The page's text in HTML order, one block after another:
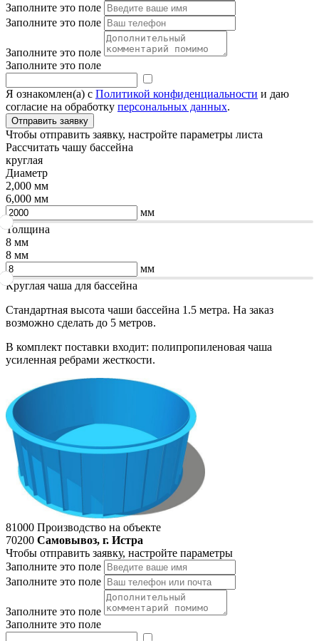
Заполните это поле
Заполните это поле
Заполните это поле
Заполните это поле
Я ознакомлен(а) с Политикой конфиденциальности и даю
согласие на обработку персональных данных.
Чтобы отправить заявку, настройте параметры листа
Рассчитать чашу бассейна
круглая
Диаметр
2,000 мм
6,000 мм
мм
Толщина
8 мм
8 мм
мм
Круглая чаша для бассейна
Стандартная высота чаши бассейна 1.5 метра. На заказ
возможно сделать до 5 метров.
В комплект поставки входит: полипропиленовая чаша
усиленная ребрами жесткости.
81000 Производство на объекте
70200 Самовывоз, г. Истра
Чтобы отправить заявку, настройте параметры
Заполните это поле
Заполните это поле
Заполните это поле
Заполните это поле